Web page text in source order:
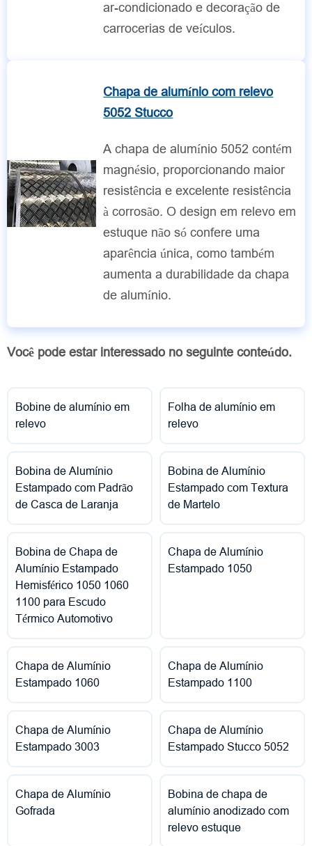
ar-condicionado e decoração de
carrocerias de veículos.
Chapa de alumínio com relevo
5052 Stucco
A chapa de alumínio 5052 contém
magnésio, proporcionando maior
resistência e excelente resistência
à corrosão. O design em relevo em
estuque não só confere uma
aparência única, como também
aumenta a durabilidade da chapa
de alumínio.
Você pode estar interessado no seguinte conteúdo.
Bobine de alumínio em
relevo
Folha de alumínio em
relevo
Bobina de Alumínio
Estampado com Padrão
de Casca de Laranja
Bobina de Alumínio
Estampado com Textura
de Martelo
Bobina de Chapa de
Alumínio Estampado
Hemisférico 1050 1060
1100 para Escudo
Térmico Automotivo
Chapa de Alumínio
Estampado 1050
Chapa de Alumínio
Estampado 1060
Chapa de Alumínio
Estampado 1100
Chapa de Alumínio
Estampado 3003
Chapa de Alumínio
Estampado Stucco 5052
Chapa de Alumínio
Gofrada
Bobina de chapa de
alumínio anodizado com
relevo estuque